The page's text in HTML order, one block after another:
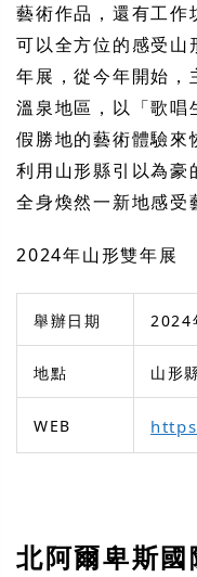
藝術作品，還有工作
可以全方位的感受
年展，從今年開始，
溫泉地區，以「歌唱
假勝地的藝術體驗來
利用山形縣引以為豪
全身煥然一新地感受
2024年山形雙年展
舉辦日期 2024
地點 山形
WEB
北阿爾卑斯